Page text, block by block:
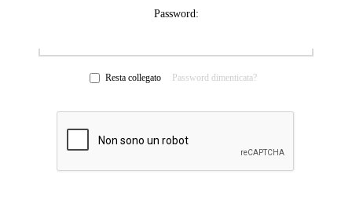
Password:
Resta collegato Password dimenticata?